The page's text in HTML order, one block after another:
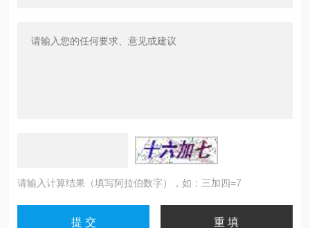
请输入计算结果（填写阿拉伯数字），如：三加四=7